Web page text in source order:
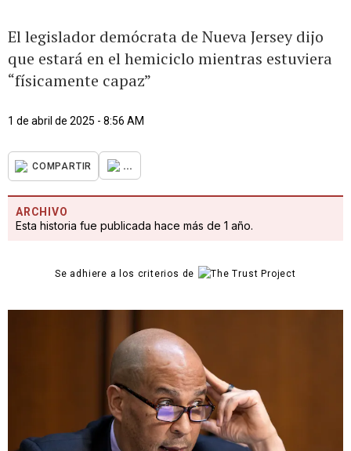
El legislador demócrata de Nueva Jersey dijo
que estará en el hemiciclo mientras estuviera
“físicamente capaz”
1 de abril de 2025 - 8:56 AM
COMPARTIR ...
ARCHIVO
Esta historia fue publicada hace más de 1 año.
Se adhiere a los criterios de